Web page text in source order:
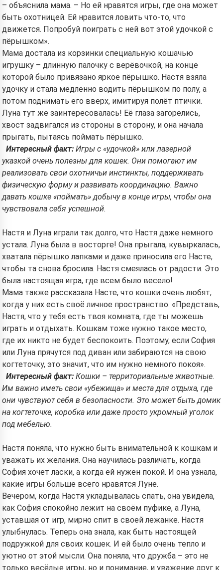
– объяснила мама. – Но ей нравятся игры, где она может
быть охотницей. Ей нравится ловить что-то, что
движется. Попробуй поиграть с ней вот этой удочкой с
пёрышком».
Мама достала из корзинки специальную кошачью
игрушку – длинную палочку с верёвочкой, на конце
которой было привязано яркое пёрышко. Настя взяла
удочку и стала медленно водить пёрышком по полу, а
потом поднимать его вверх, имитируя полёт птички.
Луна тут же заинтересовалась! Её глаза загорелись,
хвост задвигался из стороны в сторону, и она начала
прыгать, пытаясь поймать пёрышко.
Интересный факт: Игры с «удочкой» или лазерной
указкой очень полезны для кошек. Они помогают им
реализовать свои охотничьи инстинкты, поддерживать
физическую форму и развивать координацию. Важно
давать кошке «поймать» добычу в конце игры, чтобы она
чувствовала себя успешной.
Настя и Луна играли так долго, что Настя даже немного
устала. Луна была в восторге! Она прыгала, кувыркалась,
хватала пёрышко лапками и даже приносила его Насте,
чтобы та снова бросила. Настя смеялась от радости. Это
была настоящая игра, где всем было весело!
Мама также рассказала Насте, что кошки очень любят,
когда у них есть своё личное пространство. «Представь,
Настя, что у тебя есть твоя комната, где ты можешь
играть и отдыхать. Кошкам тоже нужно такое место,
где их никто не будет беспокоить. Поэтому, если София
или Луна прячутся под диван или забираются на свою
когтеточку, это значит, что им нужно немного покоя».
Интересный факт: Кошки – территориальные животные.
Им важно иметь свои «убежища» и места для отдыха, где
они чувствуют себя в безопасности. Это может быть домик
на когтеточке, коробка или даже просто укромный уголок
под мебелью.
Настя поняла, что нужно быть внимательной к кошкам и
уважать их желания. Она научилась различать, когда
София хочет ласки, а когда ей нужен покой. И она узнала,
какие игры больше всего нравятся Луне.
Вечером, когда Настя укладывалась спать, она увидела,
как София спокойно лежит на своём пуфике, а Луна,
уставшая от игр, мирно спит в своей лежанке. Настя
улыбнулась. Теперь она знала, как быть настоящей
подружкой для своих кошек. И ей было очень тепло и
уютно от этой мысли. Она поняла, что дружба – это не
только весёлые игры, но и понимание, и уважение друг к
Привет! Я Сторико 👋
Я рассказываю волшебные
сказки на ночь для ваших детей
🌟
Прочитать сказку
Начиная использовать сервис, вы принимаете:
Условия использования ,Политика